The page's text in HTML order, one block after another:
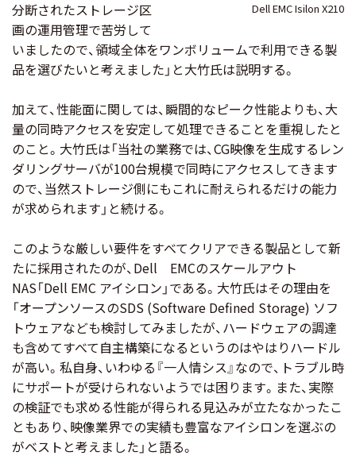
Dell EMC Isilon X210
分断されたストレージ区
画の運用管理で苦労して
いましたので、領域全体をワンボリュームで利用できる製
品を選びたいと考えました」と大竹氏は説明する。
加えて、性能面に関しては、瞬間的なピーク性能よりも、大
量の同時アクセスを安定して処理できることを重視したと
のこと。大竹氏は「当社の業務では、CG映像を生成するレン
ダリングサーバが100台規模で同時にアクセスしてきます
ので、当然ストレージ側にもこれに耐えられるだけの能力
が求められます」と続ける。
このような厳しい要件をすべてクリアできる製品として新
たに採用されたのが、Dell EMCのスケールアウト
NAS「Dell EMC アイシロン」である。大竹氏はその理由を
「オープンソースのSDS (Software Defined Storage) ソフ
トウェアなども検討してみましたが、ハードウェアの調達
も含めてすべて自主構築になるというのはやはりハードル
が高い。私自身、いわゆる『一人情シス』なので、トラブル時
にサポートが受けられないようでは困ります。また、実際
の検証でも求める性能が得られる見込みが立たなかったこ
ともあり、映像業界での実績も豊富なアイシロンを選ぶの
がベストと考えました」と語る。